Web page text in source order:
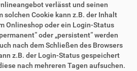
verlässt und seinen
solchen Cookie kann z.B. der Inhalt
Onlineshop oder ein Login-Status
oder „persistent“ werden
nach dem Schließen des Browsers
z.B. der Login-Status gespeichert
nach mehreren Tagen aufsuchen.